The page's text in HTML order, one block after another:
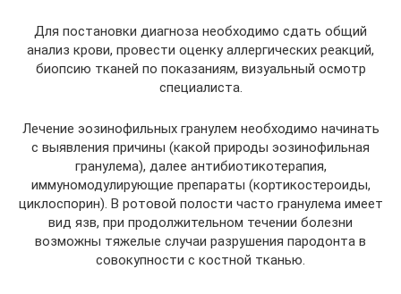
Для постановки диагноза необходимо сдать общий
анализ крови, провести оценку аллергических реакций,
биопсию тканей по показаниям, визуальный осмотр
специалиста.
Лечение эозинофильных гранулем необходимо начинать
с выявления причины (какой природы эозинофильная
гранулема), далее антибиотикотерапия,
иммуномодулирующие препараты (кортикостероиды,
циклоспорин). В ротовой полости часто гранулема имеет
вид язв, при продолжительном течении болезни
возможны тяжелые случаи разрушения пародонта в
совокупности с костной тканью.